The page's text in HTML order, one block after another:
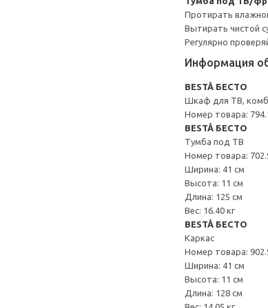
Протирать
Вытирать чистой
Регулярно
Информация
BESTÅ БЕСТО
Шкаф для ТВ,
Номер товара:
BESTÅ БЕСТО
Тумба под ТВ
Номер товара:
Ширина: 41 см
Высота: 11 см
Длина: 125 см
Вес: 16.40 кг
BESTÅ БЕСТО
Каркас
Номер товара:
Ширина: 41 см
Высота: 11 см
Длина: 128 см